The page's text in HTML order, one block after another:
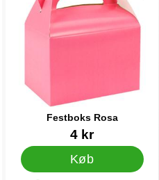
Festboks Rosa
Varenr 124104 kr
Køb